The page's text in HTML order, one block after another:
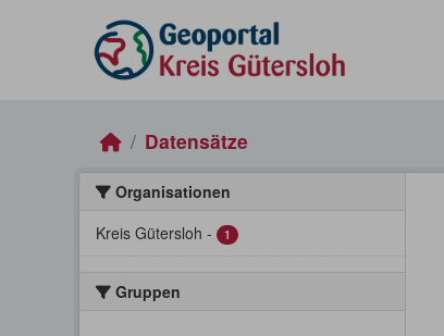
Datensätze
Organisationen
Kreis Gütersloh - 1
Gruppen